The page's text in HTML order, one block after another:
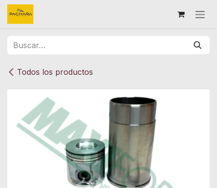
Ir al contenido
Todos los productos